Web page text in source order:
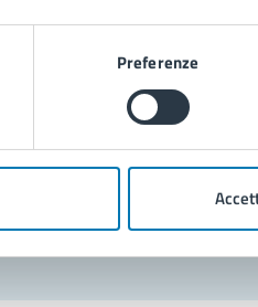
Preferenze
Richiedi assistenza
Prenota appuntamento
in città